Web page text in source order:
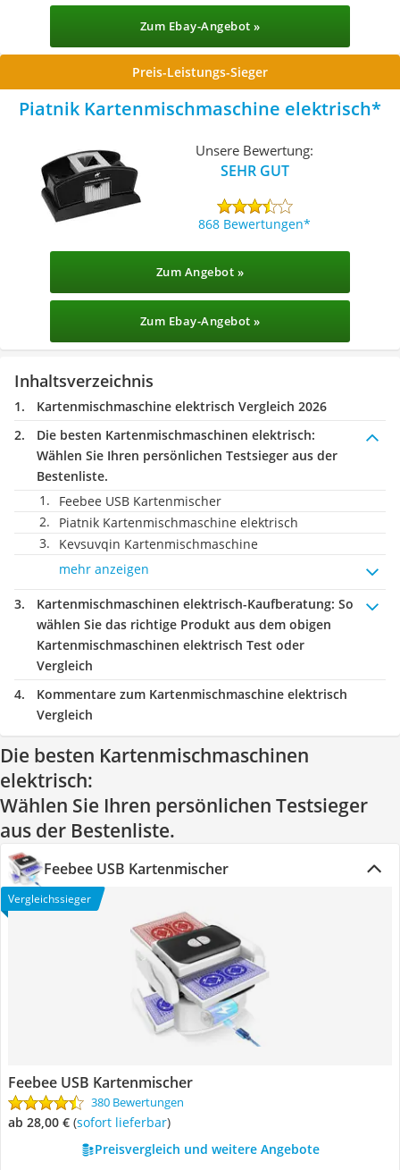
Zum Ebay-Angebot »
Preis-Leistungs-Sieger
Piatnik Kartenmischmaschine elektrisch
Unsere Bewertung:
SEHR GUT
868 Bewertungen
Zum Angebot »
Zum Ebay-Angebot »
Inhaltsverzeichnis
Kartenmischmaschine elektrisch Vergleich 2026
Die besten Kartenmischmaschinen elektrisch:
Wählen Sie Ihren persönlichen Testsieger aus der
Bestenliste.
Feebee USB Kartenmischer
Piatnik Kartenmischmaschine elektrisch
Kevsuvqin Kartenmischmaschine
mehr anzeigen
Kartenmischmaschinen elektrisch-Kaufberatung: So
wählen Sie das richtige Produkt aus dem obigen
Kartenmischmaschinen elektrisch Test oder
Vergleich
Kommentare zum Kartenmischmaschine elektrisch
Vergleich
Die besten Kartenmischmaschinen
elektrisch:
Wählen Sie Ihren persönlichen Testsieger
aus der Bestenliste.
Feebee USB Kartenmischer
Vergleichssieger
Feebee USB Kartenmischer
380 Bewertungen
ab 28,00 € ( Sofort lieferbar)
Preisvergleich und weitere Angebote